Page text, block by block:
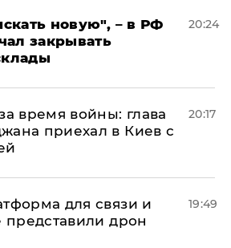
новую", – в РФ
закрывать
20:24
время войны: глава
приехал в Киев с
20:17
для связи и
представили дрон
19:49